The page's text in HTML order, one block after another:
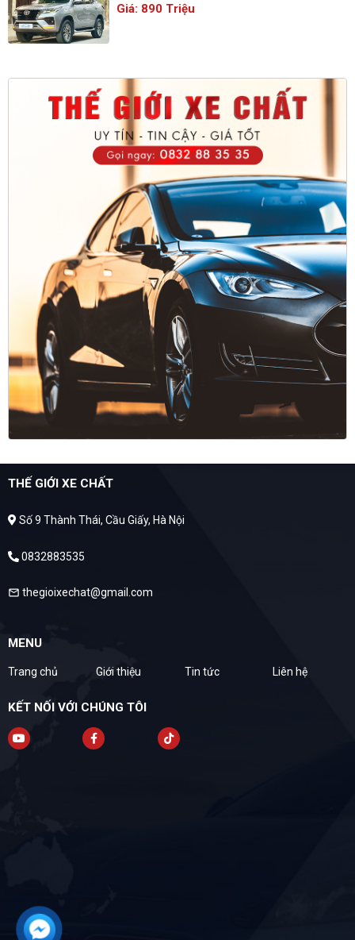
Giá: 890 Triệu
THẾ GIỚI XE CHẤT
Số 9 Thành Thái, Cầu Giấy, Hà Nội
0832883535
mail thegioixechat@gmail.com
MENU
Trang chủ Giới thiệu Tin tức Liên hệ
KẾT NỐI VỚI CHÚNG TÔI